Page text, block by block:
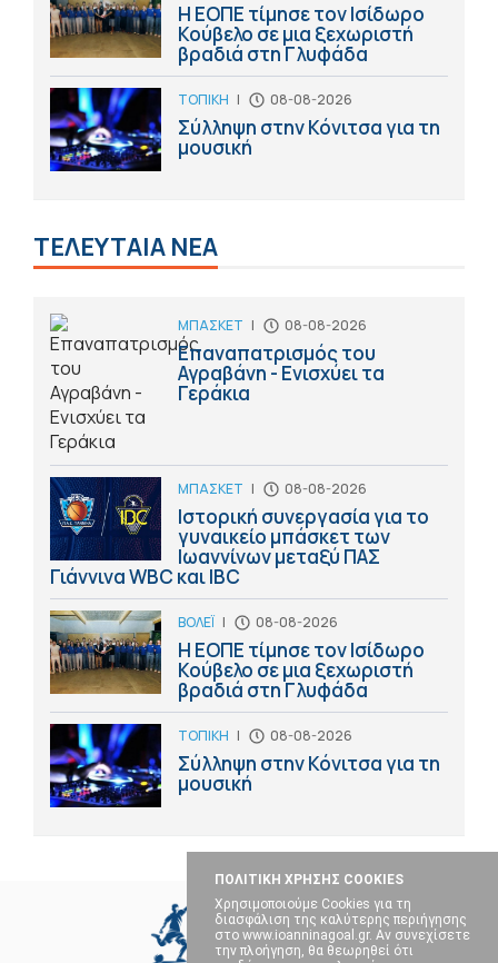
ΠΟΛΙΤΙΚΗ ΧΡΗΣΗΣ COOKIES
Χρησιμοποιούμε Cookies για τη
διασφάλιση της καλύτερης περιήγησης
στο www.ioanninagoal.gr. Αν συνεχίσετε
την πλοήγηση, θα θεωρηθεί ότι
Η ΕΟΠΕ τίμησε τον Ισίδωρο
Κούβελο σε μια ξεχωριστή
βραδιά στη Γλυφάδα
ΤΟΠΙΚΗ | 08-08-2026
Σύλληψη στην Κόνιτσα για τη
μουσική
ΤΕΛΕΥΤΑΙΑ ΝΕΑ
ΜΠΑΣΚΕΤ | 08-08-2026
Επαναπατρισμός του
Αγραβάνη - Ενισχύει τα
Γεράκια
ΜΠΑΣΚΕΤ | 08-08-2026
Ιστορική συνεργασία για το
γυναικείο μπάσκετ των
Ιωαννίνων μεταξύ ΠΑΣ
Γιάννινα WBC και IBC
ΒΟΛΕΪ | 08-08-2026
Η ΕΟΠΕ τίμησε τον Ισίδωρο
Κούβελο σε μια ξεχωριστή
βραδιά στη Γλυφάδα
ΤΟΠΙΚΗ | 08-08-2026
Σύλληψη στην Κόνιτσα για τη
μουσική